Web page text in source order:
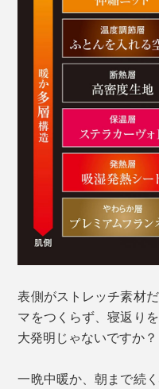
表側がストレッチ素材
マをつくらず、寝返り
大発明じゃないですか？
一晩中暖か、朝まで続